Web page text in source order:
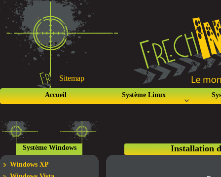
Sitemap
Accueil Système Linux
Système Windows
Windows XP
Installation